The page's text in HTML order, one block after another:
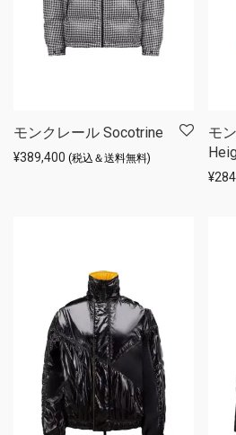
モンクレール Socotrine
¥389,400 (税込＆送料無料)
モ
¥